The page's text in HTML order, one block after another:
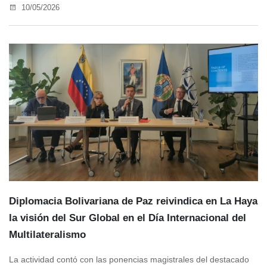
10/05/2026
Diplomacia Bolivariana de Paz reivindica en La Haya
la visión del Sur Global en el Día Internacional del
Multilateralismo
La actividad contó con las ponencias magistrales del destacado